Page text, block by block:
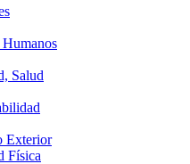
Salud
Exterior
Física